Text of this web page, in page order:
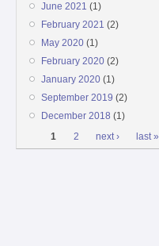
June 2021 (1)
February 2021 (2)
May 2020(1)
February 2020(2)
January 2020(1)
September 2019 (2)
December 2018 (1)
Pages
1 2 next › last »